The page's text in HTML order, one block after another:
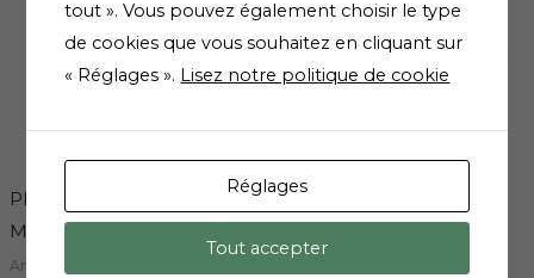
PHYTOSUN AROMS SPRAY
MAUX DE GORGE
Aromatherapie
PHYTOSUN COMPLEXE
GRAND AIR DIFF 30ML
tout ». Vous pouvez également choisir le type
de cookies que vous souhaitez en cliquant sur
« Réglages ». Lisez notre politique de cookie
Réglages
Tout accepter